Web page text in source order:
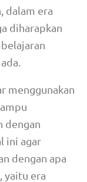
dalam era
diharapkan
menggunakan
dengan
ini agar
dengan apa
yaitu era